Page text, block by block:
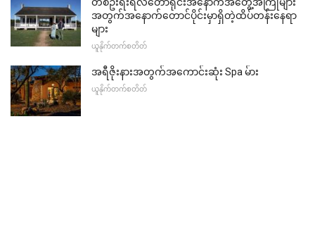
တစ်ဦးရီးရဲလ်တောရိုင်းအနောက်အတွေ့အကြုံများ
အတွက်အနောက်တောင်ပိုင်းမှာရှိတဲ့ထိပ်တန်းနေရာ
များ
ယူနိုက်တက်စတိတ်
အရီဇိုးနားအတွက်အကောင်းဆုံး Spa မ်ား
ယူနိုက်တက်စတိတ်